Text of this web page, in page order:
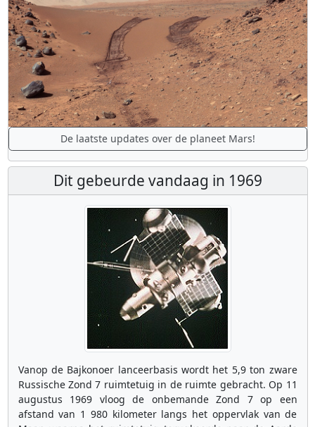
De laatste updates over de planeet Mars!
Dit gebeurde vandaag in 1969
Vanop de Bajkonoer lanceerbasis wordt het 5,9 ton zware
Russische Zond 7 ruimtetuig in de ruimte gebracht. Op 11
augustus 1969 vloog de onbemande Zond 7 op een
afstand van 1 980 kilometer langs het oppervlak van de